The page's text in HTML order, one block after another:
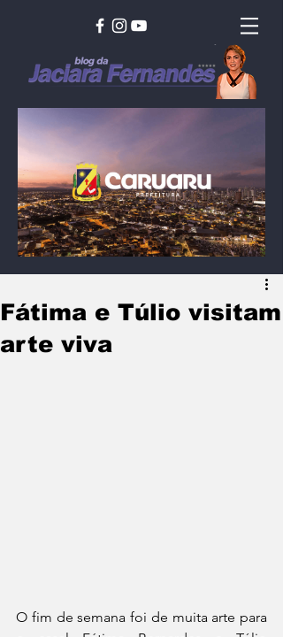
Fátima e Túlio visitam
arte viva
O fim de semana foi de muita arte para